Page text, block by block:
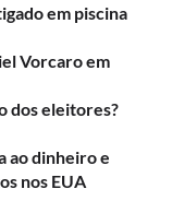
em piscina
Vorcaro em
dos eleitores?
ao dinheiro e
nos EUA